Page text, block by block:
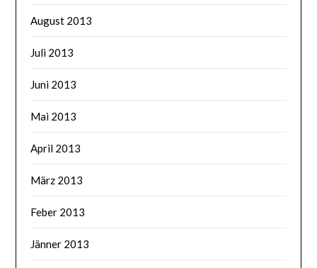
August 2013
Juli 2013
Juni 2013
Mai 2013
April 2013
März 2013
Feber 2013
Jänner 2013